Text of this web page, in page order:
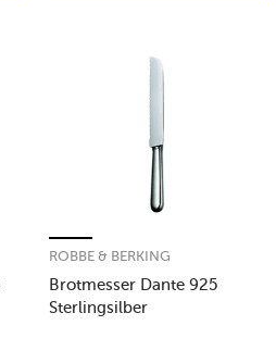
Brotmesser Dante 925
Sterlingsilber
ROBBE & BERKING